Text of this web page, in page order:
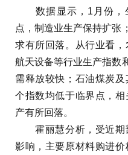
数据显示，1月份，
点，制造业生产保持扩张
求有所回落。从行业看
航天设备等行业生产指数
需释放较快；石油煤炭
个指数均低于临界点，
产有所回落。
霍丽慧分析，受近期
影响，主要原材料购进